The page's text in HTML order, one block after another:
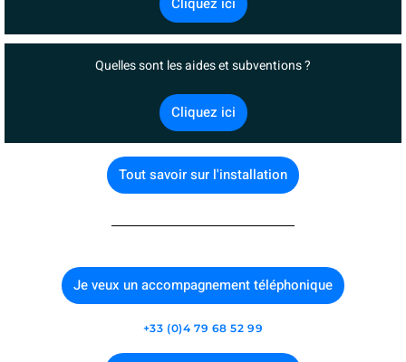
Quelles sont les aides et subventions ?
Cliquez ici
Tout savoir sur l'installation
Je veux un accompagnement téléphonique
+33 (0)4 79 68 52 99